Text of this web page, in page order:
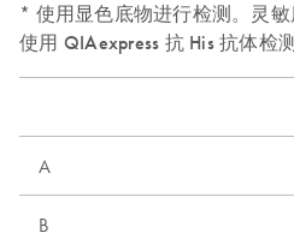
* 使用显色底物进行检测。灵敏
使用 QIAexpress 抗 His 抗体检
A
B